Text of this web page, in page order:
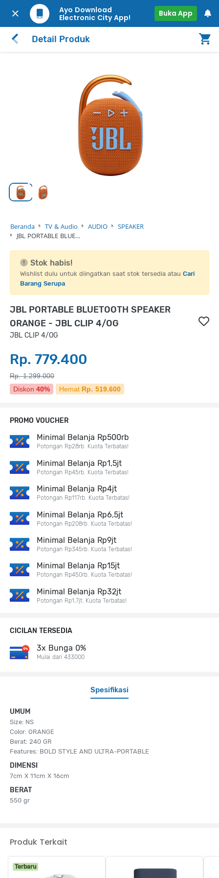
Ayo Download
Electronic City App!
Buka App
Detail Produk
Beranda TV & Audio AUDIO
SPEAKER
JBL PORTABLE BLUE…
Stok habis!
Wishlist dulu untuk diingatkan saat stok tersedia atau Cari
Barang Serupa
JBL PORTABLE BLUETOOTH SPEAKER
ORANGE - JBL CLIP 4/OG
JBL CLIP 4/OG
Rp. 779.400
Rp. 1.299.000
Diskon 40% Hemat Rp. 519.600
Spesifikasi
UMUM
Size: NS
Color: ORANGE
Berat: 240 GR
Features: BOLD STYLE AND ULTRA-PORTABLE
DIMENSI
7cm X 11cm X 16cm
BERAT
550 gr
PROMO VOUCHER
Minimal Belanja Rp500rb
Potongan Rp28rb. Kuota Terbatas!
Minimal Belanja Rp1,5jt
Potongan Rp45rb. Kuota Terbatas!
Minimal Belanja Rp4jt
Potongan Rp117rb. Kuota Terbatas!
Minimal Belanja Rp6,5jt
Potongan Rp208rb. Kuota Terbatas!
Minimal Belanja Rp9jt
Potongan Rp345rb. Kuota Terbatas!
Minimal Belanja Rp15jt
Potongan Rp450rb. Kuota Terbatas!
Minimal Belanja Rp32jt
Potongan Rp1,7jt. Kuota Terbatas!
CICILAN TERSEDIA
3x Bunga 0%
Mulai dari 433000
Produk Terkait
Terbaru